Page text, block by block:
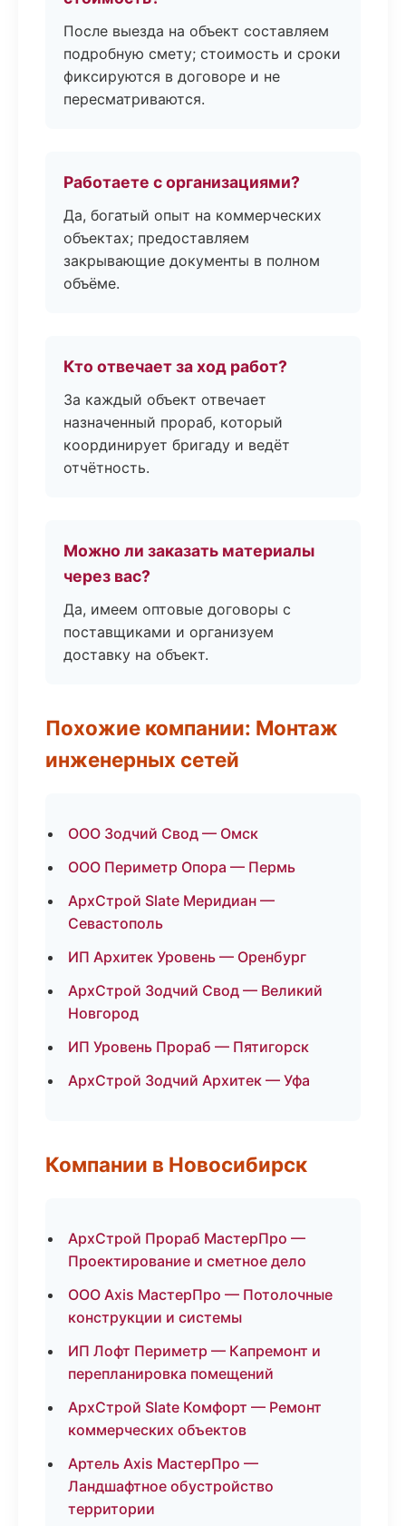
После выезда на объект составляем
подробную смету; стоимость и сроки
фиксируются в договоре и не
пересматриваются.
Работаете с организациями?
Да, богатый опыт на коммерческих
объектах; предоставляем
закрывающие документы в полном
объёме.
Кто отвечает за ход работ?
За каждый объект отвечает
назначенный прораб, который
координирует бригаду и ведёт
отчётность.
Можно ли заказать материалы
через вас?
Да, имеем оптовые договоры с
поставщиками и организуем
доставку на объект.
Похожие компании: Монтаж
инженерных сетей
ООО Зодчий Свод — Омск
ООО Периметр Опора — Пермь
АрхСтрой Slate Меридиан —
Севастополь
ИП Архитек Уровень — Оренбург
АрхСтрой Зодчий Свод — Великий
Новгород
ИП Уровень Прораб — Пятигорск
АрхСтрой Зодчий Архитек — Уфа
Компании в Новосибирск
АрхСтрой Прораб МастерПро —
Проектирование и сметное дело
ООО Axis МастерПро — Потолочные
конструкции и системы
ИП Лофт Периметр — Капремонт и
перепланировка помещений
АрхСтрой Slate Комфорт — Ремонт
коммерческих объектов
Артель Axis МастерПро —
Ландшафтное обустройство
территории